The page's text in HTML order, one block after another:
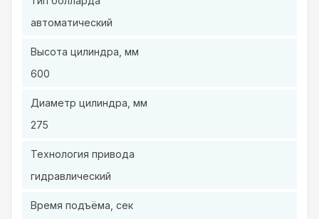
автоматический
Высота цилиндра, мм
600
Диаметр цилиндра, мм
275
Технология привода
гидравлический
Время подъёма, сек